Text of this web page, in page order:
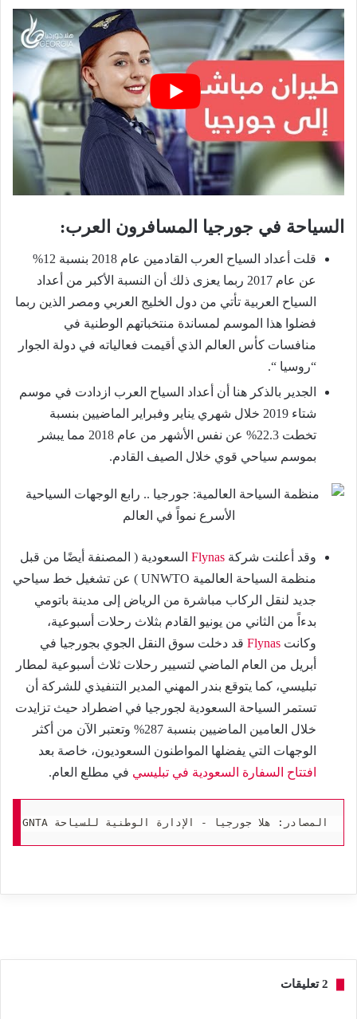
السياحة في جورجيا المسافرون العرب:
قلت أعداد السياح العرب القادمين عام 2018 بنسبة 12%
عن عام 2017 ربما يعزى ذلك أن النسبة الأكبر من أعداد
السياح العربية تأتي من دول الخليج العربي ومصر الذين ربما
فضلوا هذا الموسم لمساندة منتخباتهم الوطنية في
منافسات كأس العالم الذي أقيمت فعالياته في دولة الجوار
“روسيا “.
الجدير بالذكر هنا أن أعداد السياح العرب ازدادت في موسم
شتاء 2019 خلال شهري يناير وفبراير الماضيين بنسبة
تخطت 22.3% عن نفس الأشهر من عام 2018 مما يبشر
بموسم سياحي قوي خلال الصيف القادم.
وقد أعلنت شركة Flynas السعودية ( المصنفة أيضًا من قبل
منظمة السياحة العالمية UNWTO ) عن تشغيل خط سياحي
جديد لنقل الركاب مباشرة من الرياض إلى مدينة باتومي
بدءاً من الثاني من يونيو القادم بثلاث رحلات أسبوعية،
وكانت Flynas قد دخلت سوق النقل الجوي بجورجيا في
أبريل من العام الماضي لتسيير رحلات ثلاث أسبوعية لمطار
تبليسي، كما يتوقع بندر المهني المدير التنفيذي للشركة أن
تستمر السياحة السعودية لجورجيا في اضطراد حيث تزايدت
خلال العامين الماضيين بنسبة 287% وتعتبر الآن من أكثر
الوجهات التي يفضلها المواطنون السعوديون، خاصة بعد
افتتاح السفارة السعودية في تبليسي في مطلع العام.
المصادر: هلا جورجيا - الإدارة الوطنية للسياحة GNTA - منظمة السياحة العالمية UNWTO
‫2 تعليقات